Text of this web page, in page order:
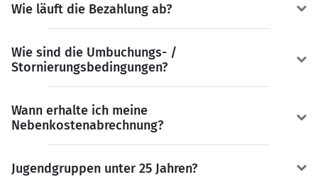
Wie läuft die Bezahlung ab?
Wie sind die Umbuchungs- /
Stornierungsbedingungen?
Wann erhalte ich meine
Nebenkostenabrechnung?
Jugendgruppen unter 25 Jahren?